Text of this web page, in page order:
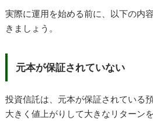
実際に運用を始める前に、以下の内
きましょう。
元本が保証されていない
投資信託は、元本が保証されている
大きく値上がりして大きなリターン